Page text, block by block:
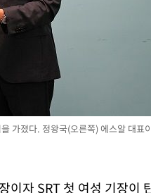
가졌다. 정왕국(오른쪽) 에스알 대표
이자 SRT 첫 여성 기장이